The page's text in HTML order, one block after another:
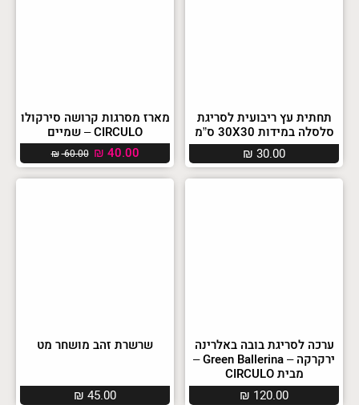
תחתית עץ ריבועית לסריגת
סלסלה במידות 30X30 ס”מ
₪ 30.00
מארז מסרגות קרושה סירקולו
CIRCULO – שמיים
₪60.00 ₪ 40.00
ערכה לסריגת בובה באלרינה
ירקרקה – Green Ballerina –
מבית CIRCULO
₪ 120.00
שרשרת זהב מושחר מט
₪ 45.00